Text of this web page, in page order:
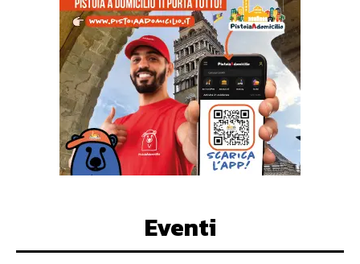
Eventi